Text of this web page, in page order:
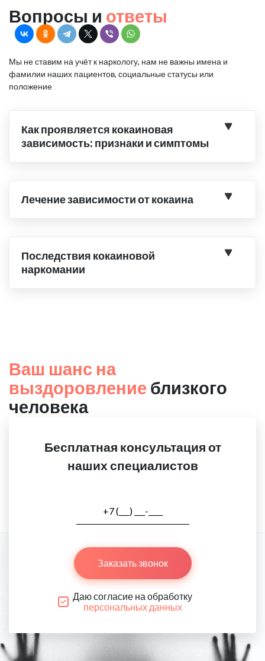
Вопросы и ответы
Мы не ставим на учёт к наркологу, нам не важны имена и
фамилии наших пациентов, социальные статусы или
положение
Как проявляется кокаиновая
зависимость: признаки и симптомы
Лечение зависимости от кокаина
Последствия кокаиновой
наркомании
Ваш шанс на
выздоровление близкого
человека
Бесплатная консультация от
наших специалистов
Заказать звонок
Даю согласие на обработку
персональных данных